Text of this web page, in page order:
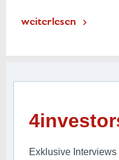
weiterlesen
Exklusive